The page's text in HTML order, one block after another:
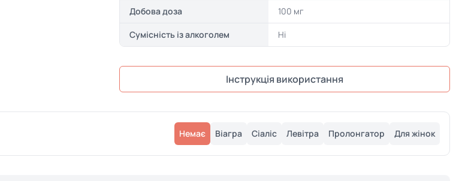
Добова доза 100 мг
Сумісність із алкоголем Ні
Інструкція використання
Немає Віагра Сіаліс Левітра Пролонгатор Для жінок